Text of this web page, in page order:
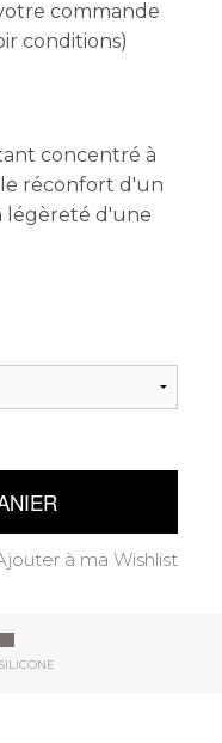
commande
conditions)
concentré à
réconfort d'un
légèreté d'une
à ma Wishlist